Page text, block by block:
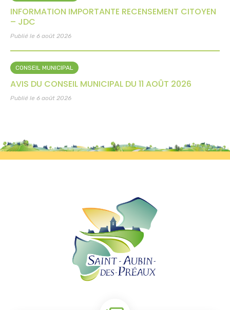
INFORMATION IMPORTANTE RECENSEMENT CITOYEN
– JDC
Publié le 6 août 2026
CONSEIL MUNICIPAL
AVIS DU CONSEIL MUNICIPAL DU 11 AOÛT 2026
Publié le 6 août 2026